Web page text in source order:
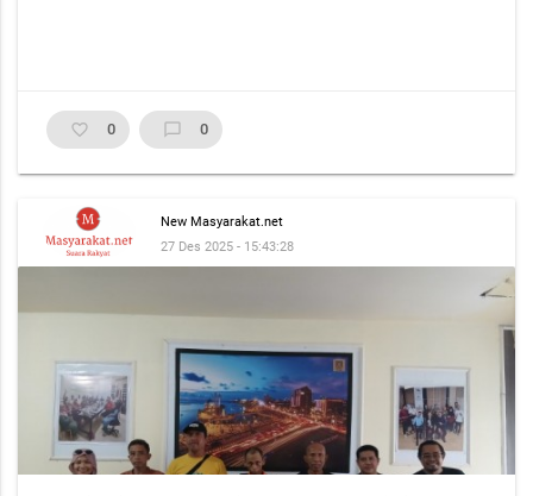
favorite_border 0 chat_bubble_outline 0
New Masyarakat.net
27 Des 2025 - 15:43:28